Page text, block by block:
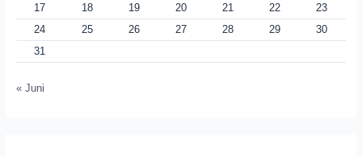
17
18 19 20 21 22
23
24
25 26 27 28 29
30
31
« Juni